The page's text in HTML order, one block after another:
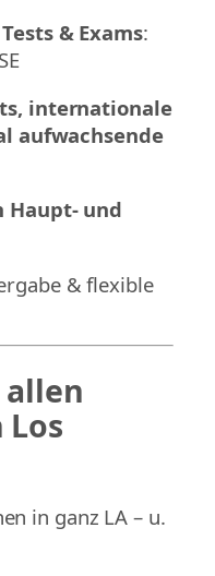
Tests & Exams:
internationale
aufwachsende
Haupt- und
& flexible
in ganz LA – u.